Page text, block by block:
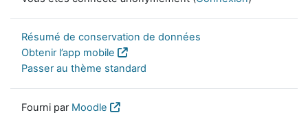
Résumé de conservation de données
Obtenir l’app mobile
Passer au thème standard
Fourni par Moodle